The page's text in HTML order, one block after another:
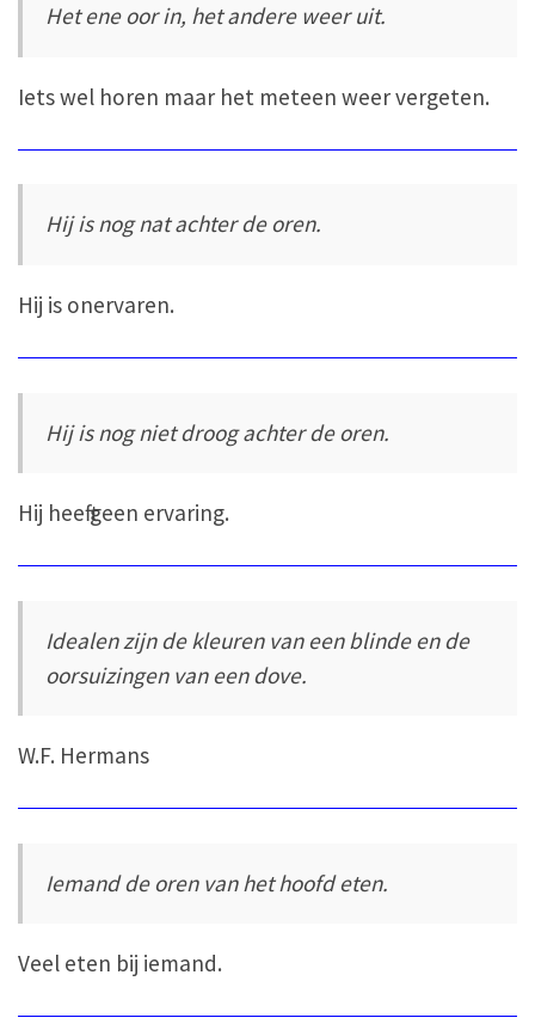
Het ene oor in, het andere weer uit.
Iets wel horen maar het meteen weer vergeten.
Hij is nog nat achter de oren.
Hij is onervaren.
Hij is nog niet droog achter de oren.
Hij heeft geen ervaring.
Idealen zijn de kleuren van een blinde en de
oorsuizingen van een dove.
W.F. Hermans
Iemand de oren van het hoofd eten.
Veel eten bij iemand.